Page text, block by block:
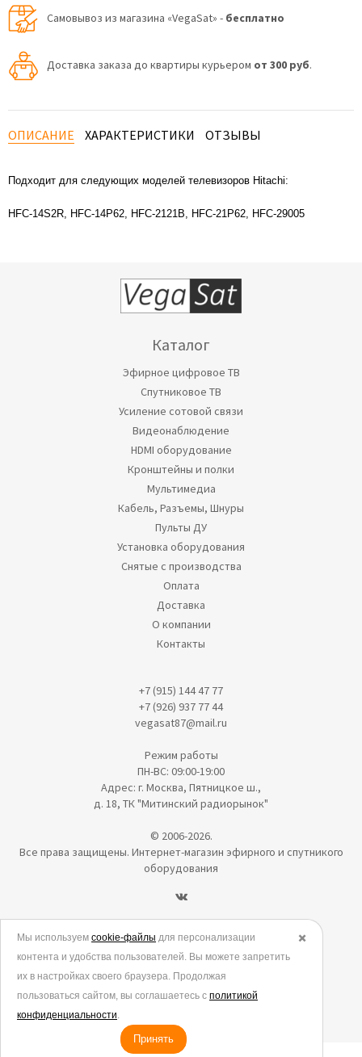
Самовывоз из магазина «VegaSat» - бесплатно
Доставка заказа до квартиры курьером от 300 руб.
ОПИСАНИЕ ХАРАКТЕРИСТИКИ ОТЗЫВЫ
Подходит для следующих моделей телевизоров Hitachi:
HFC-14S2R, HFC-14P62, HFC-2121B, HFC-21P62, HFC-29005
Каталог
Эфирное цифровое ТВ
Спутниковое ТВ
Усиление сотовой связи
Видеонаблюдение
HDMI оборудование
Кронштейны и полки
Мультимедиа
Кабель, Разъемы, Шнуры
Пульты ДУ
Установка оборудования
Снятые с производства
Оплата
Доставка
О компании
Контакты
+7 (915) 144 47 77
+7 (926) 937 77 44
vegasat87@mail.ru
Режим работы
ПН-ВС: 09:00-19:00
Адрес: г. Москва, Пятницкое ш.,
д. 18, ТК "Митинский радиорынок"
© 2006-2026.
Все права защищены. Интернет-магазин эфирного и спутникого
оборудования
Политика в отношении обработки персональных данных
Согласие на обработку персональных данных
Согласие на обработку данных метрическими программами
Политика использования cookies
✖️
Мы используем cookie-файлы для персонализации
контента и удобства пользователей. Вы можете запретить
их в настройках своего браузера. Продолжая
пользоваться сайтом, вы соглашаетесь с политикой
конфиденциальности.
Принять